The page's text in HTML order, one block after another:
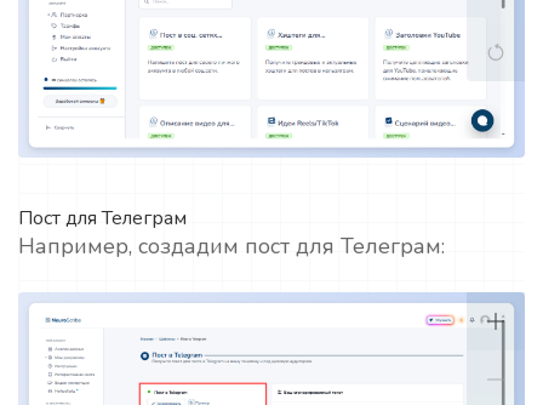
Пост для Телеграм
Например, создадим пост для Телеграм: